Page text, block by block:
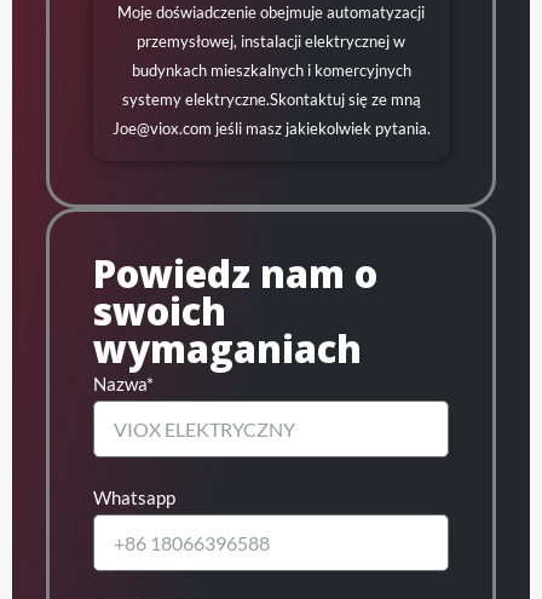
Moje doświadczenie obejmuje automatyzacji
przemysłowej, instalacji elektrycznej w
budynkach mieszkalnych i komercyjnych
systemy elektryczne.Skontaktuj się ze mną
Joe@viox.com jeśli masz jakiekolwiek pytania.
Powiedz nam o
swoich
wymaganiach
Nazwa*
Whatsapp